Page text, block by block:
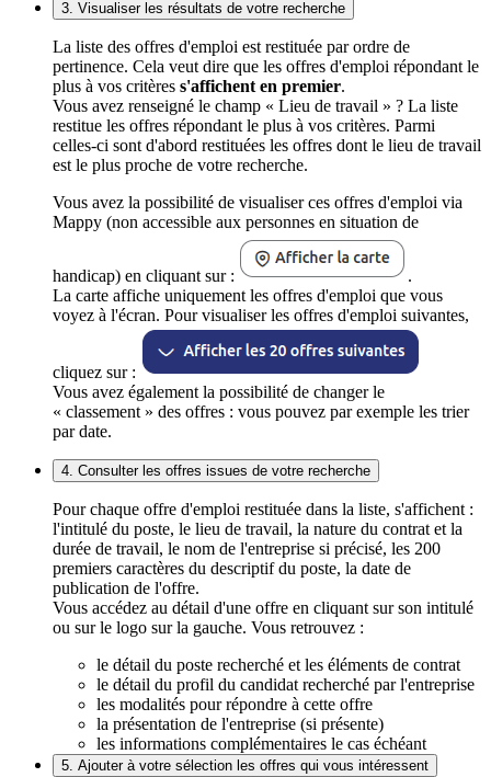
3. Visualiser les résultats de votre recherche
La liste des offres d'emploi est restituée par ordre de
pertinence. Cela veut dire que les offres d'emploi répondant le
plus à vos critères s'affichent en premier.
Vous avez renseigné le champ « Lieu de travail » ? La liste
restitue les offres répondant le plus à vos critères. Parmi
celles-ci sont d'abord restituées les offres dont le lieu de travail
est le plus proche de votre recherche.
Vous avez la possibilité de visualiser ces offres d'emploi via
Mappy (non accessible aux personnes en situation de
handicap) en cliquant sur :
.
La carte affiche uniquement les offres d'emploi que vous
voyez à l'écran. Pour visualiser les offres d'emploi suivantes,
cliquez sur :
Vous avez également la possibilité de changer le
« classement » des offres : vous pouvez par exemple les trier
par date.
4. Consulter les offres issues de votre recherche
Pour chaque offre d'emploi restituée dans la liste, s'affichent :
l'intitulé du poste, le lieu de travail, la nature du contrat et la
durée de travail, le nom de l'entreprise si précisé, les 200
premiers caractères du descriptif du poste, la date de
publication de l'offre.
Vous accédez au détail d'une offre en cliquant sur son intitulé
ou sur le logo sur la gauche. Vous retrouvez :
le détail du poste recherché et les éléments de contrat
le détail du profil du candidat recherché par l'entreprise
les modalités pour répondre à cette offre
la présentation de l'entreprise (si présente)
les informations complémentaires le cas échéant
5. Ajouter à votre sélection les offres qui vous intéressent